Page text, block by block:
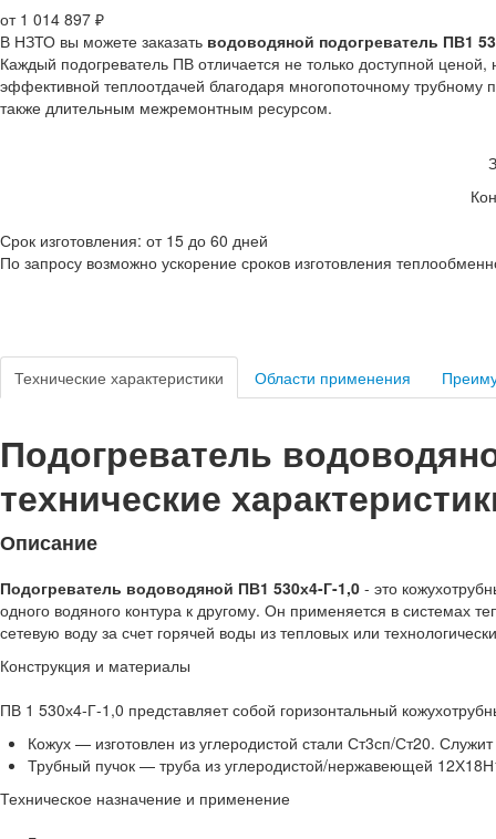
от 1 014 897 ₽
В НЗТО вы можете заказать водоводяной подогреватель ПВ1
Каждый подогреватель ПВ отличается не только доступной
эффективной теплоотдачей благодаря многопоточному
также длительным межремонтным ресурсом.
Срок изготовления: от 15 до 60 дней
По запросу возможно ускорение сроков изготовления
Технические характеристики Области применения
Подогреватель
технические
Описание
Подогреватель водоводяной ПВ1 530х4-Г-1,0 - это
одного водяного контура к другому. Он применяется в системах
сетевую воду за счет горячей воды из тепловых или
Конструкция и материалы
ПВ 1 530х4-Г-1,0 представляет собой горизонтальный
Кожух — изготовлен из углеродистой стали Ст3сп/Ст20.
Трубный пучок — труба из углеродистой/нержавеющей
Техническое назначение и применение